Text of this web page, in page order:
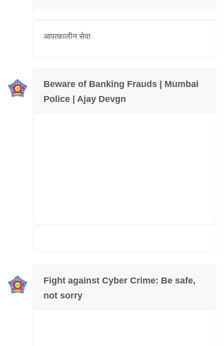
आपत्कालीन सेवा
Beware of Banking Frauds | Mumbai
Police | Ajay Devgn
Fight against Cyber Crime: Be safe,
not sorry